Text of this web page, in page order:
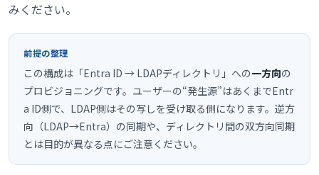
みください。
前提の整理
この構成は「Entra ID → LDAPディレクトリ」への一方向の
プロビジョニングです。ユーザーの“発生源”はあくまでEntr
a ID側で、LDAP側はその写しを受け取る側になります。逆方
向（LDAP→Entra）の同期や、ディレクトリ間の双方向同期
とは目的が異なる点にご注意ください。